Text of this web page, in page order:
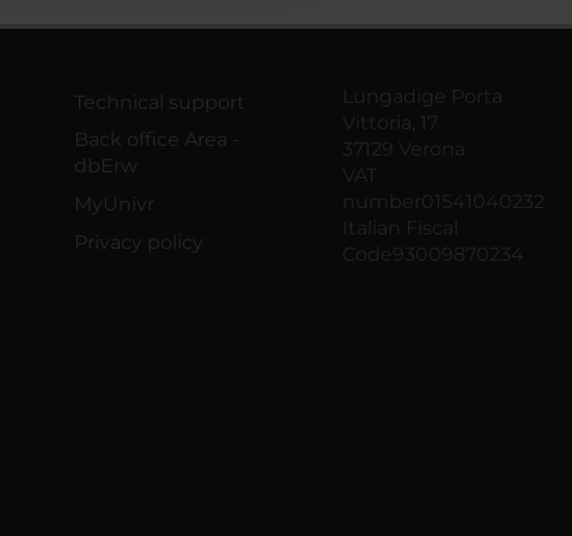
Technical support
Back office Area -
dbErw
MyUnivr
Privacy policy
Lungadige Porta
Vittoria, 17
37129 Verona
VAT
number01541040232
Italian Fiscal
Code93009870234